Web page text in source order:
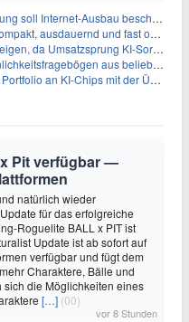
soll Internet-Ausbau beschleunigen
ausdauernd und fast ohne Falte
da Umsatzsprung KI-Sorgen dämpft
aus beliebigen Texten und sagt Antworten voraus
KI-Chips mit der Übernahme von Taalas
Pit verfügbar —
natürlich wieder
für das erfolgreiche
Roguelite BALL x PIT ist
Update ist ab sofort auf
verfügbar und fügt dem
Charaktere, Bälle und
die Möglichkeiten eines
[…] (00)
vor 8 Stunden